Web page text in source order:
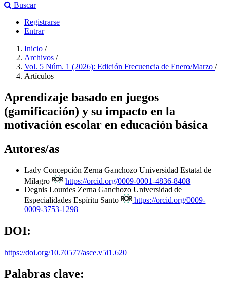
Buscar
Registrarse
Entrar
Inicio /
Archivos /
Vol. 5 Núm. 1 (2026): Edición Frecuencia de Enero/Marzo /
Artículos
Aprendizaje basado en juegos
(gamificación) y su impacto en la
motivación escolar en educación básica
Autores/as
Lady Concepción Zerna Ganchozo Universidad Estatal de
Milagro
https://orcid.org/0009-0001-4836-8408
Degnis Lourdes Zerna Ganchozo Universidad de
Especialidades Espíritu Santo
https://orcid.org/0009-
0009-3753-1298
DOI:
https://doi.org/10.70577/asce.v5i1.620
Palabras clave: